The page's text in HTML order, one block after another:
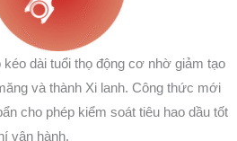
kéo dài tuổi thọ động cơ nhờ giảm tạo
và thành Xi lanh. Công thức mới
cho phép kiểm soát tiêu hao dầu tốt
vận hành.